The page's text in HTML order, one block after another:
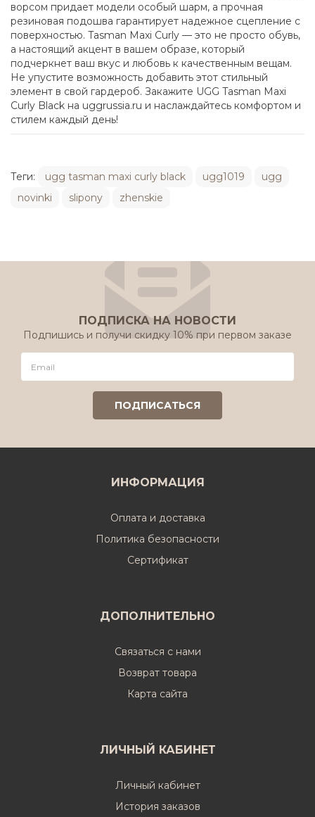
ворсом придает модели особый шарм, а прочная
резиновая подошва гарантирует надежное сцепление с
поверхностью. Tasman Maxi Curly — это не просто обувь,
а настоящий акцент в вашем образе, который
подчеркнет ваш вкус и любовь к качественным вещам.
Не упустите возможность добавить этот стильный
элемент в свой гардероб. Закажите UGG Tasman Maxi
Curly Black на uggrussia.ru и наслаждайтесь комфортом и
стилем каждый день!
Теги: ugg tasman maxi curly black ugg1019
ugg
novinki
slipony zhenskie
ПОДПИСКА НА НОВОСТИ
Подпишись и получи скидку 10% при первом заказе
ИНФОРМАЦИЯ
Оплата и доставка
Политика безопасности
Cертификат
ДОПОЛНИТЕЛЬНО
Связаться с нами
Возврат товара
Карта сайта
ЛИЧНЫЙ КАБИНЕТ
Личный кабинет
История заказов